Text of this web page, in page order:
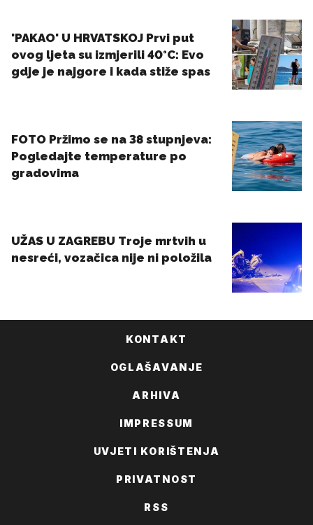
KONTAKT
OGLAŠAVANJE
ARHIVA
IMPRESSUM
UVJETI KORIŠTENJA
PRIVATNOST
RSS